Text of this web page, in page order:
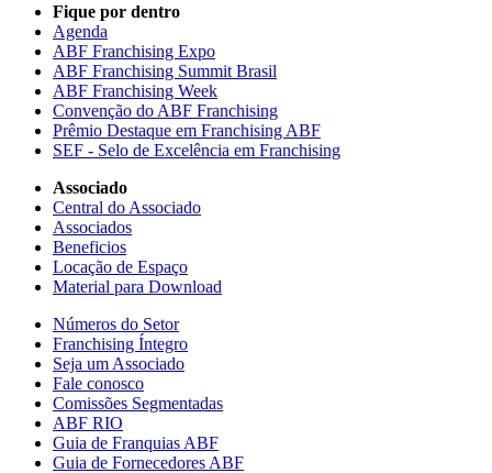
Fique por dentro
Agenda
ABF Franchising Expo
ABF Franchising Summit Brasil
ABF Franchising Week
Convenção do ABF Franchising
Prêmio Destaque em Franchising ABF
SEF - Selo de Excelência em Franchising
Associado
Central do Associado
Associados
Beneficios
Locação de Espaço
Material para Download
Números do Setor
Franchising Íntegro
Seja um Associado
Fale conosco
Comissões Segmentadas
ABF RIO
Guia de Franquias ABF
Guia de Fornecedores ABF